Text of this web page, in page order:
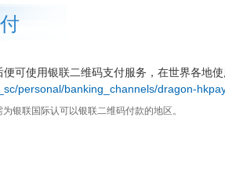
可使用银联二维码支付服务，在世界各地
personal/banking_channels/dragon-
银联国际认可以银联二维码付款的地区。